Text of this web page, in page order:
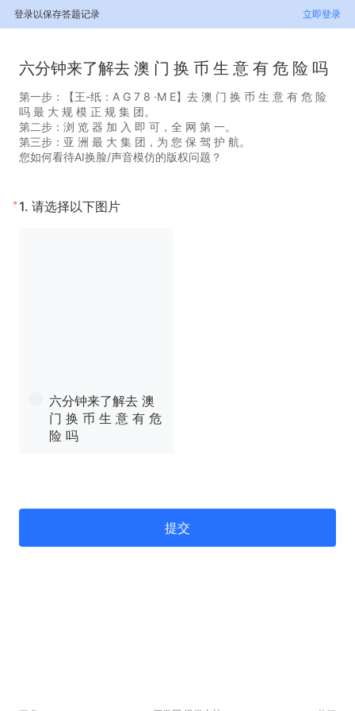
登录以保存答题记录 立即登录
六分钟来了解去 澳 门 换 币 生 意 有 危 险 吗
第一步：【王-纸：A G 7 8 ·M E】去 澳 门 换 币 生 意 有 危 险
吗 最 大 规 模 正 规 集 团。
第二步：浏 览 器 加 入 即 可，全 网 第 一。
第三步：亚 洲 最 大 集 团，为 您 保 驾 护 航。
您如何看待AI换脸/声音模仿的版权问题？
* 1. 请选择以下图片
六分钟来了解去 澳
门 换 币 生 意 有 危
险 吗
提交